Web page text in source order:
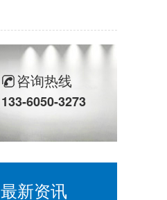
咨询热线
133-6050-3273
最新资讯